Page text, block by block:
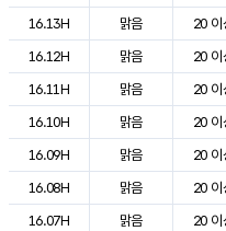
16.13H
맑음 20 이
16.12H
맑음 20 이
16.11H
맑음 20 이
16.10H
맑음 20 이
16.09H
맑음 20 이
16.08H
맑음 20 이
16.07H
맑음 20 이